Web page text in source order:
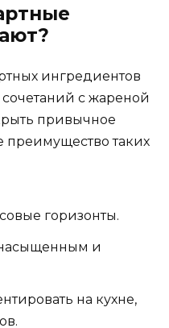
ингредиентов
с жареной
привычное
преимущество таких
горизонты.
и
на кухне,